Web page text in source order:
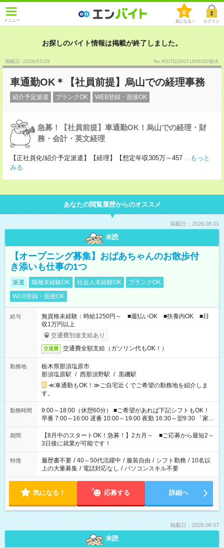
メニュー
0
気になる！ ログイン
お探しのバイト情報は掲載が終了しました。
掲載日 :2026/07/29 No.RSITG260716062D/栃木
車通勤OK＊【社員前提】烏山での経理事務
紹介予定派遣 ブランクOK WEB登録・面接OK
急募！【社員前提】車通勤OK！烏山での経理・財
務・会計・英文経理
【正社員化/紹介予定派遣】【経理】【想定年収305万～457 ...もっと
みる
あなたの閲覧履歴からのオススメ
掲載日：2026.08.01
未読
【オープニング募集】おばあちゃんのお散歩付
き添いも仕事の1つ
派遣 職種未経験OK 社会人未経験OK
ブランクOK
WEB登録・面接OK
給与
無資格未経験：時給1250円～ ■週払いOK ■扶養内OK ■日
収1万円以上
交通費別途支給あり
交通費 交通費全額支給（ガソリン代もOK！）
勤務地
栃木県那須塩原市
那須塩原駅 / 西那須野駅 / 黒磯駅
≪車通勤もOK！≫ご自宅近くでご希望の勤務地を紹介しま
す。
勤務時間
9:00～18:00（休憩60分） ■ご希望があれば下記シフトもOK！
早番 7:00～16:00 遅番 10:00～19:00 夜勤 16:30～翌9:30 「家族
と休みを合わせたい」 「余裕を持って夕飯の準備がしたい」
「できれば残業はしたくない」 など、ご希望を教えてください
ね。 ※Wワーク希望の方へ 今ご覧のお仕事で希望する勤務時間
と、もう1つのお仕事の勤務時間。 合計で週40時間を超える場
合は応募できません。
期間
【8月中のスタートOK！急募！】2カ月～ ■ご応募から最短2～
3日後に就業が可能です！
特徴 履歴書不要 / 40～50代活躍中 / 服装自由 / シフト勤務 / 10名以
上の大量募集 / 電話対応なし / パソコンスキル不要
気になる！ 応募する 詳細へ
掲載日：2026.08.07
未読